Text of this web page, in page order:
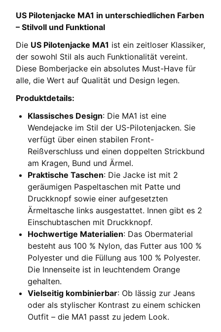
US Pilotenjacke MA1 in unterschiedlichen Farben
– Stilvoll und Funktional
Die US Pilotenjacke MA1 ist ein zeitloser Klassiker,
der sowohl Stil als auch Funktionalität vereint.
Diese Bomberjacke ein absolutes Must-Have für
alle, die Wert auf Qualität und Design legen.
Produktdetails:
Klassisches Design: Die MA1 ist eine
Wendejacke im Stil der US-Pilotenjacken. Sie
verfügt über einen stabilen Front-
Reißverschluss und einen doppelten Strickbund
am Kragen, Bund und Ärmel.
Praktische Taschen: Die Jacke ist mit 2
geräumigen Paspeltaschen mit Patte und
Druckknopf sowie einer aufgesetzten
Ärmeltasche links ausgestattet. Innen gibt es 2
Einschubtaschen mit Druckknopf.
Hochwertige Materialien: Das Obermaterial
besteht aus 100 % Nylon, das Futter aus 100 %
Polyester und die Füllung aus 100 % Polyester.
Die Innenseite ist in leuchtendem Orange
gehalten.
Vielseitig kombinierbar: Ob lässig zur Jeans
oder als stylischer Kontrast zu einem schicken
Outfit – die MA1 passt zu jedem Look.